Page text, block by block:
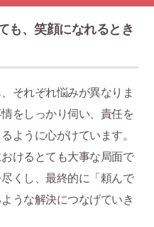
も、笑顔になれるとき
それぞれ悩みが異なりま
をしっかり伺い、責任を
ように心がけています。
けるとても大事な局面で
くし、最終的に「頼んで
うな解決につなげていき